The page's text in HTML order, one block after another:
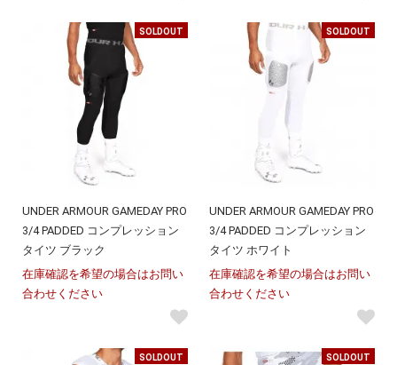
SOLDOUT
UNDER ARMOUR GAMEDAY PRO
3/4 PADDED コンプレッション
タイツ ブラック
在庫確認を希望の場合はお問い
合わせください
SOLDOUT
UNDER ARMOUR GAMEDAY PRO
3/4 PADDED コンプレッション
タイツ ホワイト
在庫確認を希望の場合はお問い
合わせください
SOLDOUT SOLDOUT